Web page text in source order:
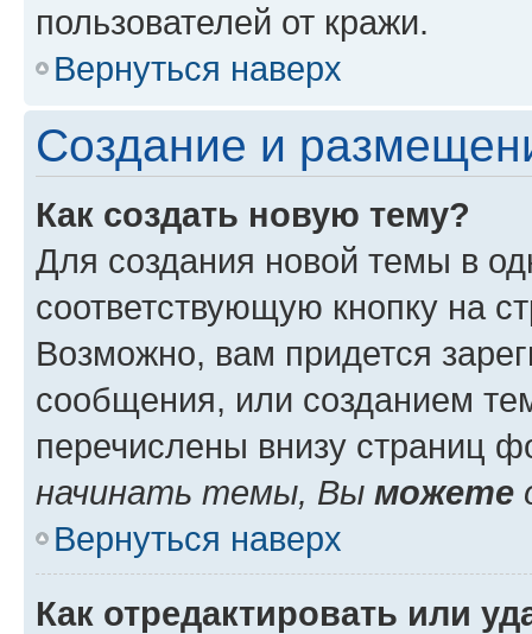
пользователей от кражи.
Вернуться наверх
Создание и
Как создать новую тему?
Для создания новой темы в
соответствующую кнопку на
Возможно, вам придется
сообщения, или созданием
перечислены внизу страниц
начинать темы, Вы можете
Вернуться наверх
Как отредактировать или